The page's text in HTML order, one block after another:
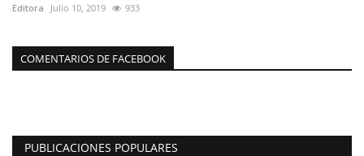
Editora Julio 10, 2019 933
COMENTARIOS DE FACEBOOK
PUBLICACIONES POPULARES